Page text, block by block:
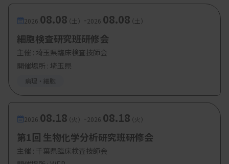
2026. 08.08（土） -2026. 08.08（土）
細胞検査研究班研修会
主催 : 埼玉県臨床検査技師会
開催場所 : 埼玉県
病理・細胞
2026. 08.18（火） -2026. 08.18（火）
第1回 生物化学分析研究班研修会
主催 : 千葉県臨床検査技師会